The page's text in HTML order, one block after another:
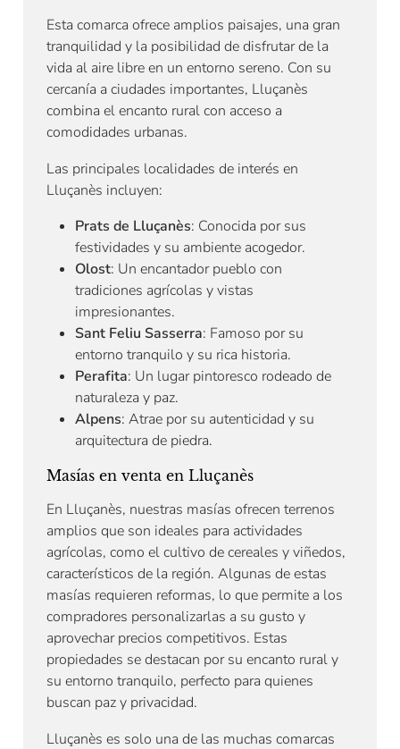
Esta comarca ofrece amplios paisajes, una gran
tranquilidad y la posibilidad de disfrutar de la
vida al aire libre en un entorno sereno. Con su
cercanía a ciudades importantes, Lluçanès
combina el encanto rural con acceso a
comodidades urbanas.
Las principales localidades de interés en
Lluçanès incluyen:
Prats de Lluçanès: Conocida por sus
festividades y su ambiente acogedor.
Olost: Un encantador pueblo con
tradiciones agrícolas y vistas
impresionantes.
Sant Feliu Sasserra: Famoso por su
entorno tranquilo y su rica historia.
Perafita: Un lugar pintoresco rodeado de
naturaleza y paz.
Alpens: Atrae por su autenticidad y su
arquitectura de piedra.
Masías en venta en Lluçanès
En Lluçanès, nuestras masías ofrecen terrenos
amplios que son ideales para actividades
agrícolas, como el cultivo de cereales y viñedos,
característicos de la región. Algunas de estas
masías requieren reformas, lo que permite a los
compradores personalizarlas a su gusto y
aprovechar precios competitivos. Estas
propiedades se destacan por su encanto rural y
su entorno tranquilo, perfecto para quienes
buscan paz y privacidad.
Lluçanès es solo una de las muchas comarcas